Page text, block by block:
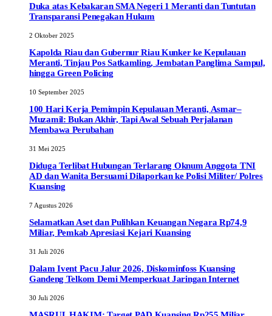
Duka atas Kebakaran SMA Negeri 1 Meranti dan Tuntutan
Transparansi Penegakan Hukum
2 Oktober 2025
Kapolda Riau dan Gubernur Riau Kunker ke Kepulauan
Meranti, Tinjau Pos Satkamling, Jembatan Panglima Sampul,
hingga Green Policing
10 September 2025
100 Hari Kerja Pemimpin Kepulauan Meranti, Asmar–
Muzamil: Bukan Akhir, Tapi Awal Sebuah Perjalanan
Membawa Perubahan
31 Mei 2025
Diduga Terlibat Hubungan Terlarang Oknum Anggota TNI
AD dan Wanita Bersuami Dilaporkan ke Polisi Militer/ Polres
Kuansing
7 Agustus 2026
Selamatkan Aset dan Pulihkan Keuangan Negara Rp74,9
Miliar, Pemkab Apresiasi Kejari Kuansing
31 Juli 2026
Dalam Ivent Pacu Jalur 2026, Diskominfoss Kuansing
Gandeng Telkom Demi Memperkuat Jaringan Internet
30 Juli 2026